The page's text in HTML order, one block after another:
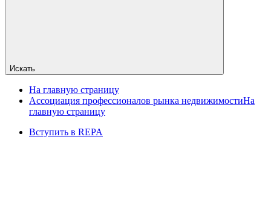
Искать
На главную страницу
Ассоциация профессионалов рынка недвижимостиНа
главную страницу
Вступить в REPA